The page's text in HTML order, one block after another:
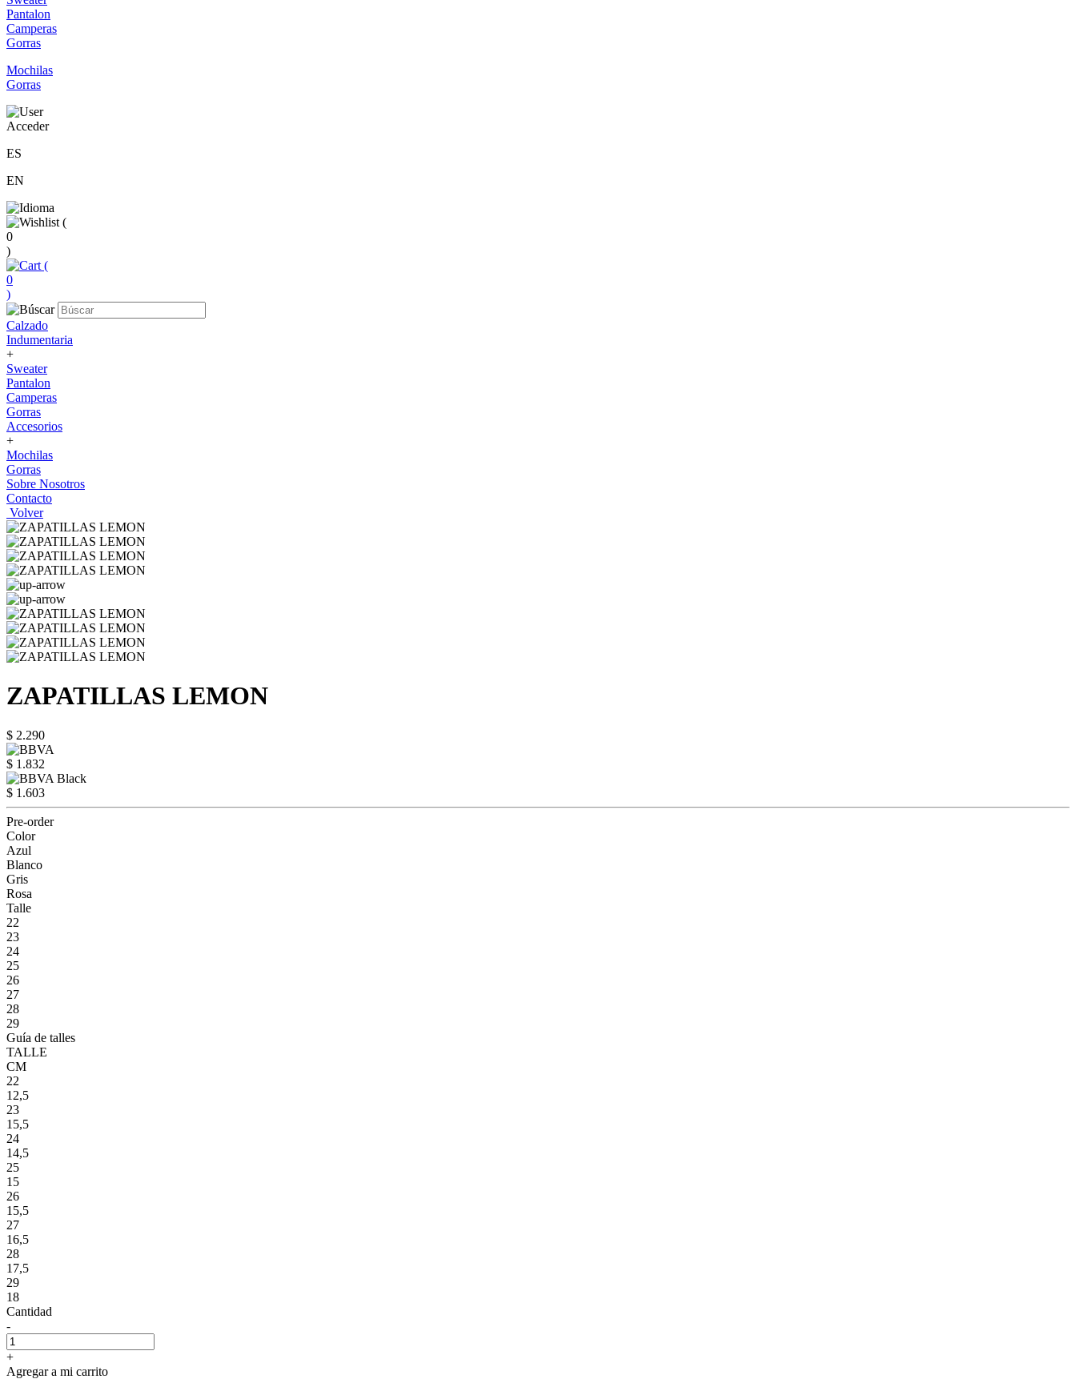
Pantalon
Camperas
Gorras
Mochilas
Gorras
Acceder
ES
EN
(
0
)
(
0
)
Calzado
Indumentaria
+
Sweater
Pantalon
Camperas
Gorras
Accesorios
+
Mochilas
Gorras
Sobre Nosotros
Contacto
Volver
ZAPATILLAS LEMON
$ 2.290
$ 1.832
$ 1.603
Pre-order
Color
Azul
Blanco
Gris
Rosa
Talle
22
23
24
25
26
27
28
29
Guía de talles
TALLE
CM
22
12,5
23
15,5
24
14,5
25
15
26
15,5
27
16,5
28
17,5
29
18
Cantidad
-
+
Agregar a mi carrito